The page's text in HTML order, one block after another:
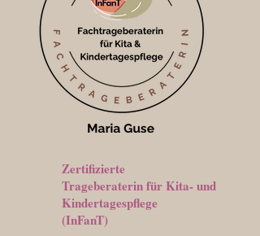
Zertifizierte
Trageberaterin für Kita- und
Kindertagespflege
(InFanT)